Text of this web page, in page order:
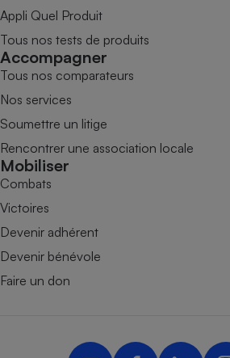
Appli Quel Produit
Tous nos tests de produits
Accompagner
Tous nos comparateurs
Nos services
Soumettre un litige
Rencontrer une association locale
Mobiliser
Combats
Victoires
Devenir adhérent
Devenir bénévole
Faire un don